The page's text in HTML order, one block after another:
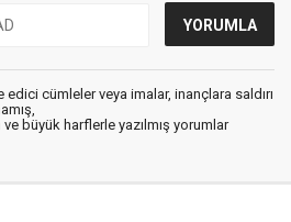
cümleler veya imalar, inançlara saldırı
büyük harflerle yazılmış yorumlar